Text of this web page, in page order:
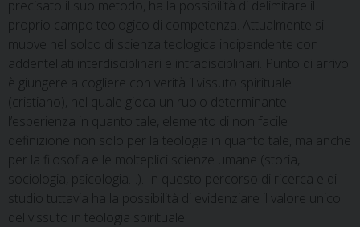
precisato il suo metodo, ha la possibilità di delimitare il
proprio campo teologico di competenza. Attualmente si
muove nel solco di scienza teologica indipendente con
addentellati interdisciplinari e intradisciplinari. Punto di arrivo
è giungere a cogliere con verità il vissuto spirituale
(cristiano), nel quale gioca un ruolo determinante
l’esperienza in quanto tale, elemento di non facile
definizione non solo per la teologia in quanto tale, ma anche
per la filosofia e le molteplici scienze umane (storia,
sociologia, psicologia…). In questo percorso di ricerca e di
studio tuttavia ha la possibilità di evidenziare il valore unico
del vissuto in teologia spirituale.